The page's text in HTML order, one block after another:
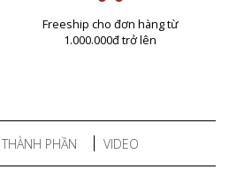
Freeship cho đơn hàng từ
1.000.000đ trở lên
THÀNH PHẦN VIDEO